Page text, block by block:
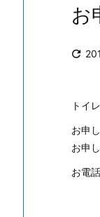
お

トイ
お申
お申
お電